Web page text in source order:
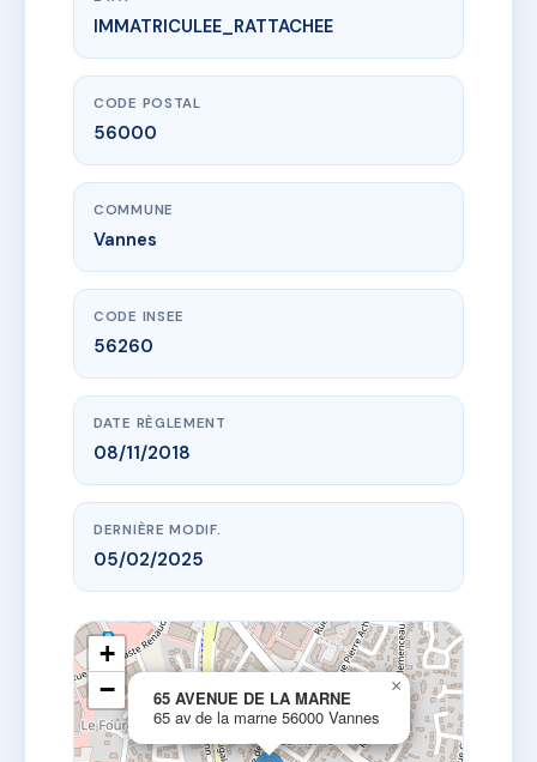
www.vme.plus/AF1020205
65 AVENUE DE LA MARNE
65 av de la marne
IMMATRICULEE_RATTACHEE
CODE POSTAL
56000
COMMUNE
Vannes
CODE INSEE
56260
DATE RÈGLEMENT
08/11/2018
DERNIÈRE MODIF.
05/02/2025
65 AVENUE DE LA MARNE
65 av de la marne 56000 Vannes
×
+
−